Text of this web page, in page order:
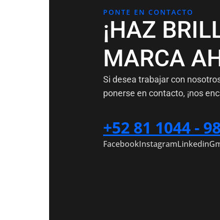
PONTE EN CONTACTO
¡HAZ
MARCA
Si desea trabajar con
ponerse en contacto, ¡nos
+52 81 1044 -
FacebookInstagramLinkedin